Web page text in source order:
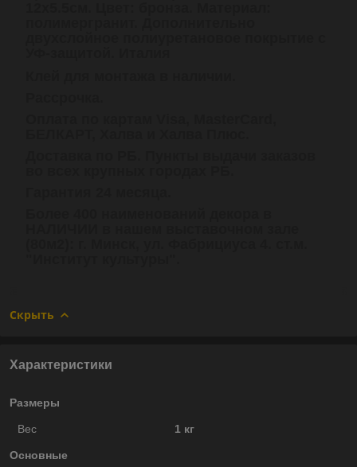
Скрыть
Характеристики
Размеры
Вес 1 кг
Основные